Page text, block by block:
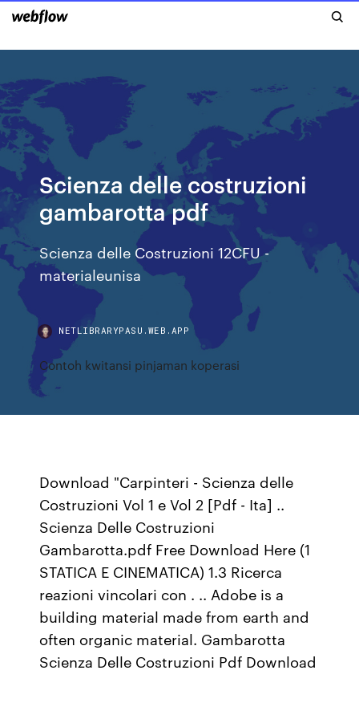
Scienza delle costruzioni
gambarotta pdf
Scienza delle Costruzioni 12CFU -
materialeunisa
NETLIBRARYPASU.WEB.APP
Contoh kwitansi pinjaman koperasi
Download "Carpinteri - Scienza delle
Costruzioni Vol 1 e Vol 2 [Pdf - Ita] ..
Scienza Delle Costruzioni
Gambarotta.pdf Free Download Here (1
STATICA E CINEMATICA) 1.3 Ricerca
reazioni vincolari con . .. Adobe is a
building material made from earth and
often organic material. Gambarotta
Scienza Delle Costruzioni Pdf Download